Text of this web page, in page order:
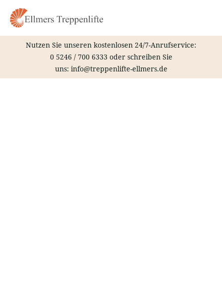
Inhalt
springen
Nutzen Sie unseren kostenlosen 24/7-Anrufservice:
0 5246 / 700 6333 oder schreiben Sie
uns: info@treppenlifte-ellmers.de